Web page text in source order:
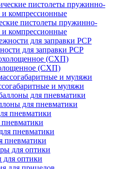
пистолеты пружинно-
компрессионные
для заправки PCP
(СХП)
и муляжи
для пневматики
пневматики
для оптики